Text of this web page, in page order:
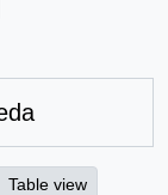
Table view